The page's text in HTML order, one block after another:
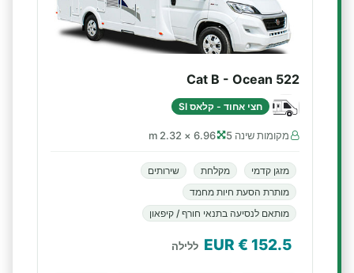
Cat B - Ocean 522
חצי אחוד - קלאס SI
מקומות שינה 5 6.96 × 2.32 m
מזגן קדמי מקלחת
שירותים
מותרת הסעת חיות מחמד
מותאם לנסיעה בתנאי חורף / קיפאון
152.5
€ EUR ללילה